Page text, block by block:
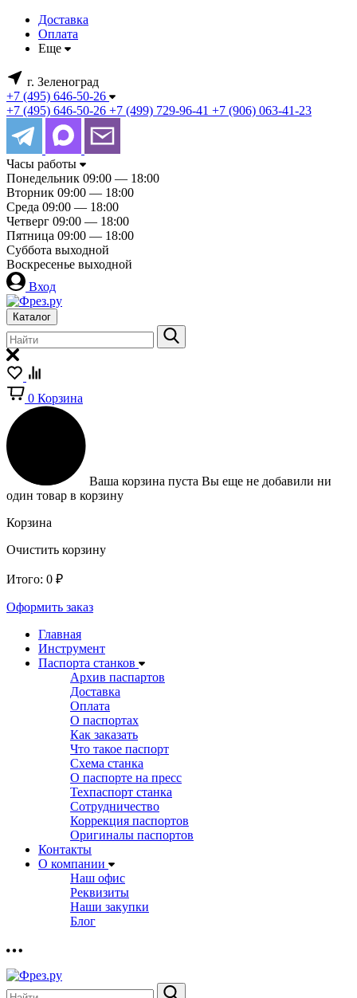
Доставка
Оплата
Еще
г. Зеленоград
+7 (495) 646-50-26
+7 (495) 646-50-26 +7 (499) 729-96-41 +7 (906) 063-41-23
Часы работы
Понедельник 09:00 — 18:00
Вторник 09:00 — 18:00
Среда 09:00 — 18:00
Четверг 09:00 — 18:00
Пятница 09:00 — 18:00
Суббота выходной
Воскресенье выходной
Вход
Каталог
0 Корзина
Ваша корзина пуста Вы еще не добавили ни
один товар в корзину
Корзина
Очистить корзину
Итого: 0 ₽
Оформить заказ
Главная
Инструмент
Паспорта станков
Архив паспартов
Доставка
Оплата
О паспортах
Как заказать
Что такое паспорт
Схема станка
О паспорте на пресс
Техпаспорт станка
Сотрудничество
Коррекция паспортов
Оригиналы паспортов
Контакты
О компании
Наш офис
Реквизиты
Наши закупки
Блог